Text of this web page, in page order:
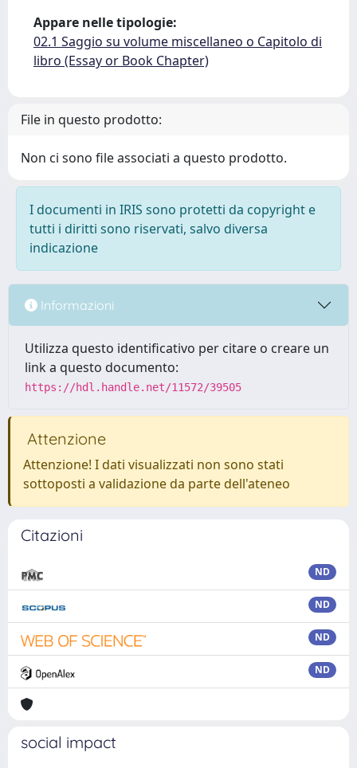
Appare nelle tipologie:
02.1 Saggio su volume miscellaneo o Capitolo di
libro (Essay or Book Chapter)
File in questo prodotto:
Non ci sono file associati a questo prodotto.
I documenti in IRIS sono protetti da copyright e
tutti i diritti sono riservati, salvo diversa
indicazione
Informazioni
Utilizza questo identificativo per citare o creare un
link a questo documento:
https://hdl.handle.net/11572/39505
Attenzione
Attenzione! I dati visualizzati non sono stati
sottoposti a validazione da parte dell'ateneo
Citazioni
ND
ND
ND
ND
social impact